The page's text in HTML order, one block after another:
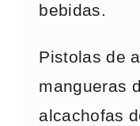
bebidas.
Pistolas de
mangueras
alcachofas